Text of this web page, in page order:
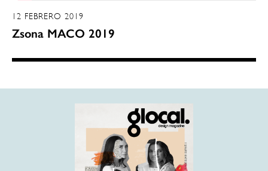
12 FEBRERO 2019
Zsona MACO 2019